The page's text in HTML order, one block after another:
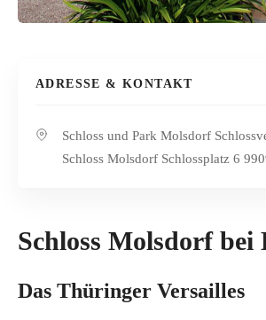
ADRESSE & KONTAKT
Schloss und Park Molsdorf
Schloss Molsdorf Schlossplatz 6
Schloss Molsdorf
Das Thüringer Versailles